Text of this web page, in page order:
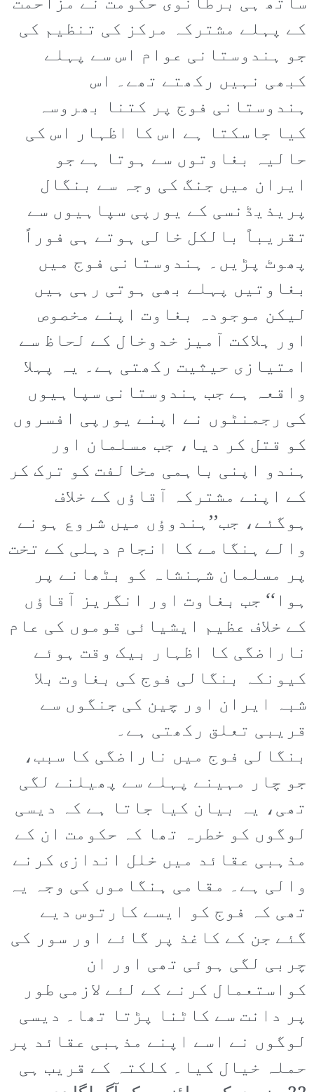
کے پہلے مشترکہ مرکز کی تنظیم کی
جو ہندوستانی عوام اس سے پہلے
کبھی نہیں رکھتے تھے۔ اس
ہندوستانی فوج پر کتنا بھروسہ
کیا جاسکتا ہے اس کا اظہار اس کی
حالیہ بغاوتوں سے ہوتا ہے جو
ایران میں جنگ کی وجہ سے بنگال
پریذیڈنسی کے یورپی سپاہیوں سے
تقریباً بالکل خالی ہوتے ہی فوراً
پھوٹ پڑیں۔ ہندوستانی فوج میں
بغاوتیں پہلے بھی ہوتی رہی ہیں
لیکن موجودہ بغاوت اپنے مخصوص
اور ہلاکت آمیز خدوخال کے لحاظ سے
امتیازی حیثیت رکھتی ہے۔ یہ پہلا
واقعہ ہے جب ہندوستانی سپاہیوں
کی رجمنٹوں نے اپنے یورپی افسروں
کو قتل کر دیا، جب مسلمان اور
ہندو اپنی باہمی مخالفت کو ترک کر
کے اپنے مشترکہ آقاؤں کے خلاف
ہوگئے، جب’’ہندوؤں میں شروع ہونے
والے ہنگامے کا انجام دہلی کے تخت
پر مسلمان شہنشاہ کو بٹھانے پر
ہوا‘‘ جب بغاوت اور انگریز آقاؤں
کے خلاف عظیم ایشیائی قوموں کی عام
ناراضگی کا اظہار بیک وقت ہوئے
کیونکہ بنگالی فوج کی بغاوت بلا
شبہ ایران اور چین کی جنگوں سے
قریبی تعلق رکھتی ہے۔
بنگالی فوج میں ناراضگی کا سبب،
جو چار مہینے پہلے سے پھیلنے لگی
تھی، یہ بیان کیا جاتا ہے کہ دیسی
لوگوں کو خطرہ تھا کہ حکومت ان کے
مذہبی عقائد میں خلل اندازی کرنے
والی ہے۔ مقامی ہنگاموں کی وجہ یہ
تھی کہ فوج کو ایسے کارتوس دیے
گئے جن کے کاغذ پر گائے اور سور کی
چربی لگی ہوئی تھی اور ان
کواستعمال کرنے کے لئے لازمی طور
پر دانت سے کاٹنا پڑتا تھا۔ دیسی
لوگوں نے اسے اپنے مذہبی عقائد پر
حملہ خیال کیا۔ کلکتہ کے قریب ہی